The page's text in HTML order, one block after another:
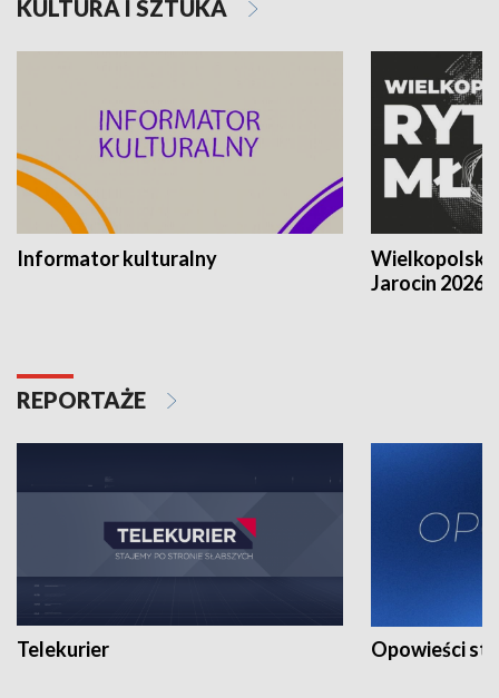
KULTURA I SZTUKA
Informator kulturalny
Jarocin 2026
REPORTAŻE
Telekurier Opowieści